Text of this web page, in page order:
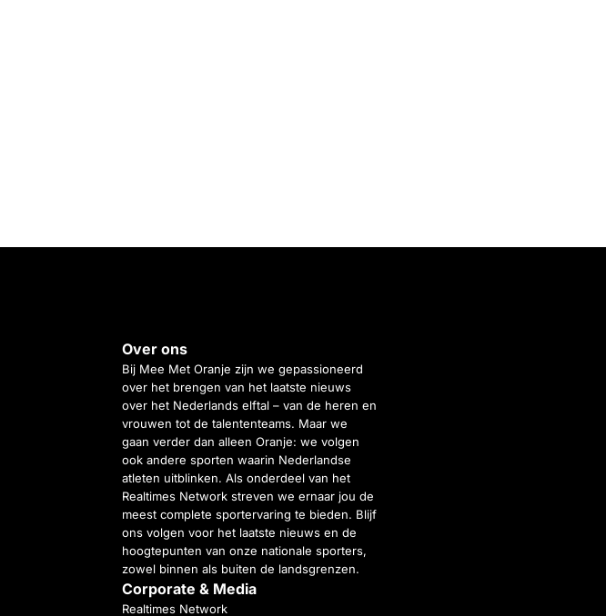
Over ons
Bij Mee Met Oranje zijn we gepassioneerd
over het brengen van het laatste nieuws
over het Nederlands elftal – van de heren en
vrouwen tot de talententeams. Maar we
gaan verder dan alleen Oranje: we volgen
ook andere sporten waarin Nederlandse
atleten uitblinken. Als onderdeel van het
Realtimes Network streven we ernaar jou de
meest complete sportervaring te bieden. Blijf
ons volgen voor het laatste nieuws en de
hoogtepunten van onze nationale sporters,
zowel binnen als buiten de landsgrenzen.
Corporate & Media
Realtimes Network